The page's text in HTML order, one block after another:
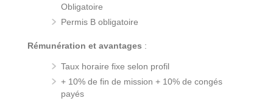
Obligatoire
Permis B obligatoire
Rémunération et avantages :
Taux horaire fixe selon profil
+ 10% de fin de mission + 10% de congés
payés